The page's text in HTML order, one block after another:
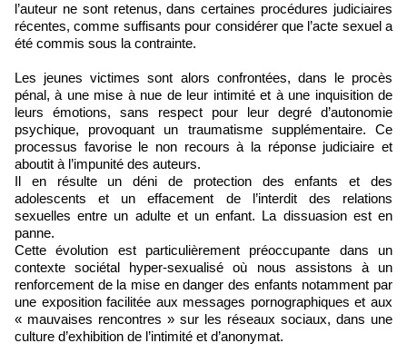
l’auteur ne sont retenus, dans certaines procédures judiciaires
récentes, comme suffisants pour considérer que l’acte sexuel a
été commis sous la contrainte.
Les jeunes victimes sont alors confrontées, dans le procès
pénal, à une mise à nue de leur intimité et à une inquisition de
leurs émotions, sans respect pour leur degré d’autonomie
psychique, provoquant un traumatisme supplémentaire. Ce
processus favorise le non recours à la réponse judiciaire et
aboutit à l’impunité des auteurs.
Il en résulte un déni de protection des enfants et des
adolescents et un effacement de l’interdit des relations
sexuelles entre un adulte et un enfant. La dissuasion est en
panne.
Cette évolution est particulièrement préoccupante dans un
contexte sociétal hyper-sexualisé où nous assistons à un
renforcement de la mise en danger des enfants notamment par
une exposition facilitée aux messages pornographiques et aux
« mauvaises rencontres » sur les réseaux sociaux, dans une
culture d’exhibition de l’intimité et d’anonymat.